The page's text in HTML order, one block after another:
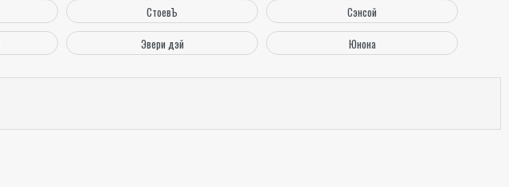
СтоевЪ
Сэнсой
Эвери дэй Юнона